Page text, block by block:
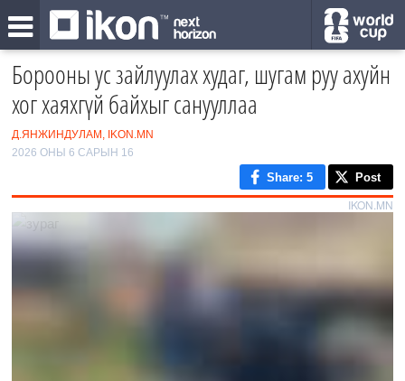
Борооны ус зайлуулах худаг, шугам руу ахуйн
хог хаяхгүй байхыг санууллаа
Д.ЯНЖИНДУЛАМ, IKON.MN
2026 ОНЫ 6 САРЫН 16
Share: 5 Post
IKON.MN